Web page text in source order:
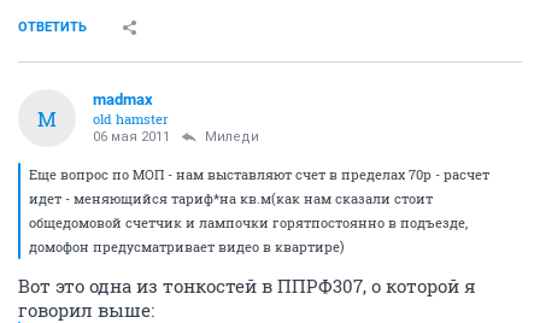
ОТВЕТИТЬ
M
madmax
old hamster
06 мая 2011 Миледи
Еще вопрос по МОП - нам выставляют счет в пределах 70р - расчет
идет - меняющийся тариф*на кв.м(как нам сказали стоит
общедомовой счетчик и лампочки горятпостоянно в подъезде,
домофон предусматривает видео в квартире)
Вот это одна из тонкостей в ППРФ307, о которой я
говорил выше: